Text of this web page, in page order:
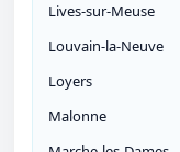
Lives-sur-Meuse
Louvain-la-Neuve
Loyers
Malonne